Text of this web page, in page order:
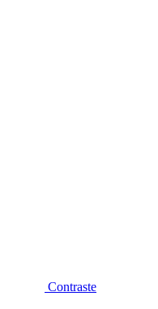
Contraste